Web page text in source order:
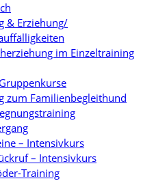
& Erziehung/
im Einzeltraining
zum Familienbegleithund
– Intensivkurs
– Intensivkurs
Training